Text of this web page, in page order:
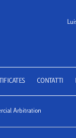
School
CONTATTI
Arbitration